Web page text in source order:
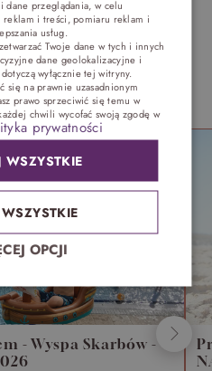
PRZEZ NASZYCH GOŚCI
- Wyspa Skarbów -
ENGLISH
GERMAN
CZECH
dane przeglądania, w celu
reklam i treści, pomiaru reklam i
usług.
Twoje dane w tych i innych
dane geolokalizacyjne i
wyłącznie tej witryny.
się na prawnie uzasadnionym
prawo sprzeciwić się temu w
chwili wycofać swoją zgodę w
prywatności
WSZYSTKIE
OPCJI